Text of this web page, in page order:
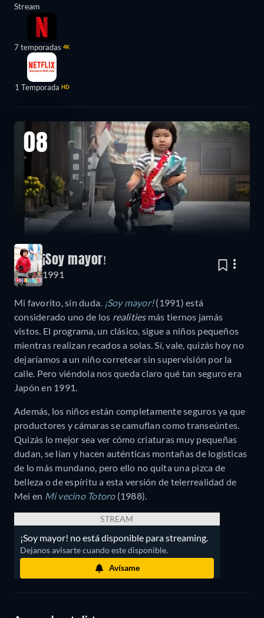
Stream
7 temporadas 4K
1 Temporada HD
08
¡Soy mayor!
1991
Mi favorito, sin duda. ¡Soy mayor!(1991) está
considerado uno de los realities más tiernos jamás
vistos. El programa, un clásico, sigue a niños pequeños
mientras realizan recados a solas. Sí, vale, quizás hoy no
dejaríamos a un niño corretear sin supervisión por la
calle. Pero viéndola nos queda claro qué tan seguro era
Japón en 1991.
Además, los niños están completamente seguros ya que
productores y cámaras se camuflan como transeúntes.
Quizás lo mejor sea ver cómo criaturas muy pequeñas
dudan, se lían y hacen auténticas montañas de logísticas
de lo más mundano, pero ello no quita una pizca de
belleza o de espíritu a esta versión de telerrealidad de
Mei en Mi vecino Totoro(1988).
STREAM
¡Soy mayor! no está disponible para streaming.
Dejanos avisarte cuando este disponible.
Avísame